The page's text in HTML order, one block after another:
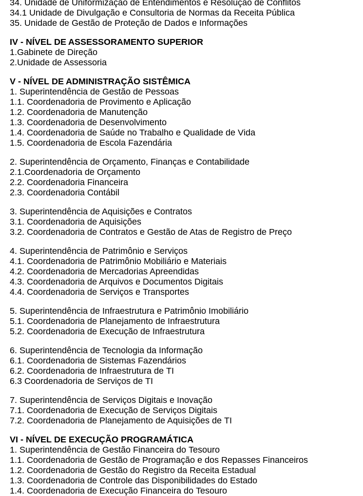
34. Unidade de Uniformização de Entendimentos e Resolução de Conflitos
34.1 Unidade de Divulgação e Consultoria de Normas da Receita Pública
35. Unidade de Gestão de Proteção de Dados e Informações
IV - NÍVEL DE ASSESSORAMENTO SUPERIOR
1.Gabinete de Direção
2.Unidade de Assessoria
V - NÍVEL DE ADMINISTRAÇÃO SISTÊMICA
1. Superintendência de Gestão de Pessoas
1.1. Coordenadoria de Provimento e Aplicação
1.2. Coordenadoria de Manutenção
1.3. Coordenadoria de Desenvolvimento
1.4. Coordenadoria de Saúde no Trabalho e Qualidade de Vida
1.5. Coordenadoria de Escola Fazendária
2. Superintendência de Orçamento, Finanças e Contabilidade
2.1.Coordenadoria de Orçamento
2.2. Coordenadoria Financeira
2.3. Coordenadoria Contábil
3. Superintendência de Aquisições e Contratos
3.1. Coordenadoria de Aquisições
3.2. Coordenadoria de Contratos e Gestão de Atas de Registro de Preço
4. Superintendência de Patrimônio e Serviços
4.1. Coordenadoria de Patrimônio Mobiliário e Materiais
4.2. Coordenadoria de Mercadorias Apreendidas
4.3. Coordenadoria de Arquivos e Documentos Digitais
4.4. Coordenadoria de Serviços e Transportes
5. Superintendência de Infraestrutura e Patrimônio Imobiliário
5.1. Coordenadoria de Planejamento de Infraestrutura
5.2. Coordenadoria de Execução de Infraestrutura
6. Superintendência de Tecnologia da Informação
6.1. Coordenadoria de Sistemas Fazendários
6.2. Coordenadoria de Infraestrutura de TI
6.3 Coordenadoria de Serviços de TI
7. Superintendência de Serviços Digitais e Inovação
7.1. Coordenadoria de Execução de Serviços Digitais
7.2. Coordenadoria de Planejamento de Aquisições de TI
VI - NÍVEL DE EXECUÇÃO PROGRAMÁTICA
1. Superintendência de Gestão Financeira do Tesouro
1.1. Coordenadoria de Gestão de Programação e dos Repasses Financeiros
1.2. Coordenadoria de Gestão do Registro da Receita Estadual
1.3. Coordenadoria de Controle das Disponibilidades do Estado
1.4. Coordenadoria de Execução Financeira do Tesouro